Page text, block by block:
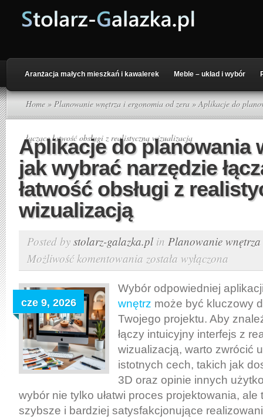
Aranżacja małych mieszkań i kawalerek Meble – układ i wybór
Home » Planowanie wnętrza i ergonomia od zera » Aplikacje do
łączące łatwość obsługi z realistyczną wizualizacją
Aplikacje do planowania
jak wybrać narzędzie
łatwość obsługi z
wizualizacją
Posted by stolarz-galazka.plin Planowanie
Możliwość komentowania Aplikacje
do
planowania
wybrać
narzędzie
łączące
łatwość
obsługi
z
realistyczną
została wyłączona
cze 9, 2026
Wybór odpowiedniej
wnętrz może być kluczowy
Twojego projektu. Aby
łączy intuicyjny interfejs z
wizualizacją, warto zwrócić
istotnych cech, takich jak
3D oraz opinie innych
wybór nie tylko ułatwi proces projektowania,
szybsze i bardziej satysfakcjonujące